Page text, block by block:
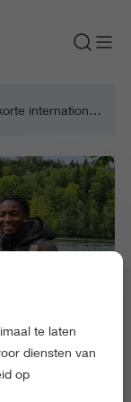
Hanze zet steeds meer in op korte internationale uitwisselingen
te laten
diensten van
op